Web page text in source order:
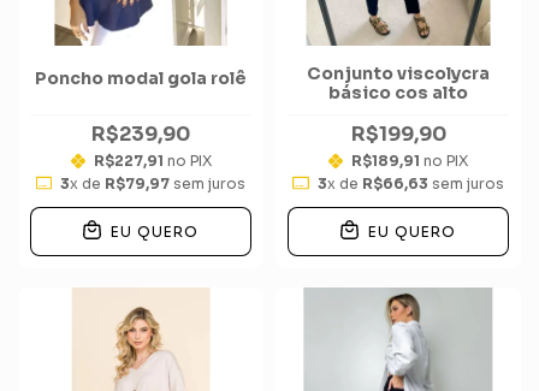
Poncho modal gola rolê
R$239,90
R$227,91 no PIX
3x de R$79,97 sem juros
EU QUERO
Conjunto viscolycra
básico cos alto
R$199,90
R$189,91 no PIX
3x de R$66,63 sem juros
EU QUERO